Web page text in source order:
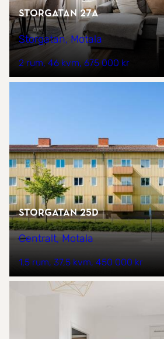
Storgatan 27a
Storgatan, Motala
2 rum 46 kvm 675 000 kr
Storgatan 25D
Centralt, Motala
1,5 rum 37,5 kvm 450 000 kr